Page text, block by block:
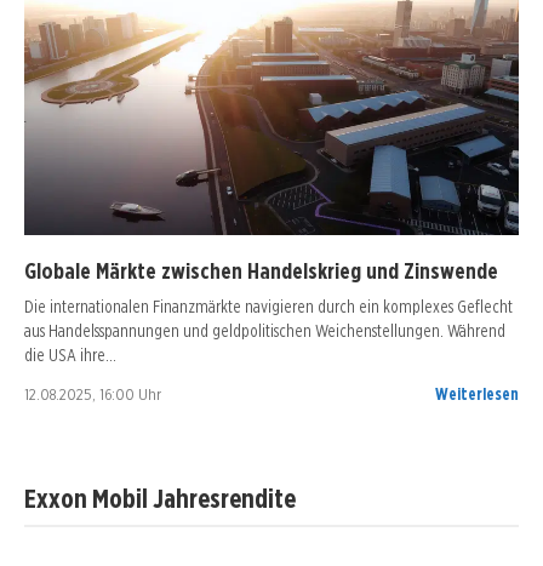
Globale Märkte zwischen Handelskrieg und Zinswende
Die internationalen Finanzmärkte navigieren durch ein komplexes Geflecht
aus Handelsspannungen und geldpolitischen Weichenstellungen. Während
die USA ihre…
12.08.2025, 16:00 Uhr Weiterlesen
Exxon Mobil Jahresrendite